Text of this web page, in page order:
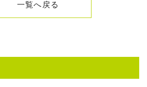
一覧へ戻る